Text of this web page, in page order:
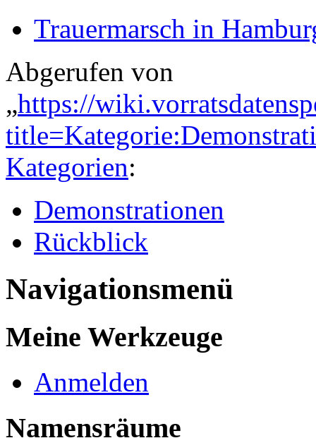
Trauermarsch in
Abgerufen von
„https://
Kategorien:
Demonstrationen
Rückblick
Navigationsmenü
Meine Werkzeuge
Anmelden
Namensräume